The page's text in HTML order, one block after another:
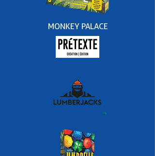
MONKEY PALACE